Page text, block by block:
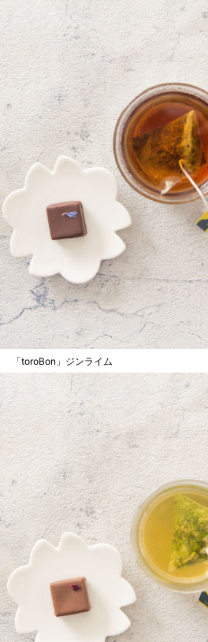
「toroBon」ジンライム